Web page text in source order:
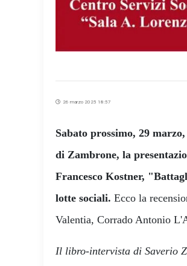
26 marzo 2025 18:57
Sabato prossimo, 29
di Zambrone, la
Francesco Kostner,
lotte sociali. Ecco la
Valentia, Corrado Antonio
Il libro-intervista di Saverio